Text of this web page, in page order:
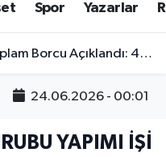
Spor Yazarlar
Açıklandı: 4,46 Milyar TL
24.06.2026 - 00:01
YAPIMI İŞİ